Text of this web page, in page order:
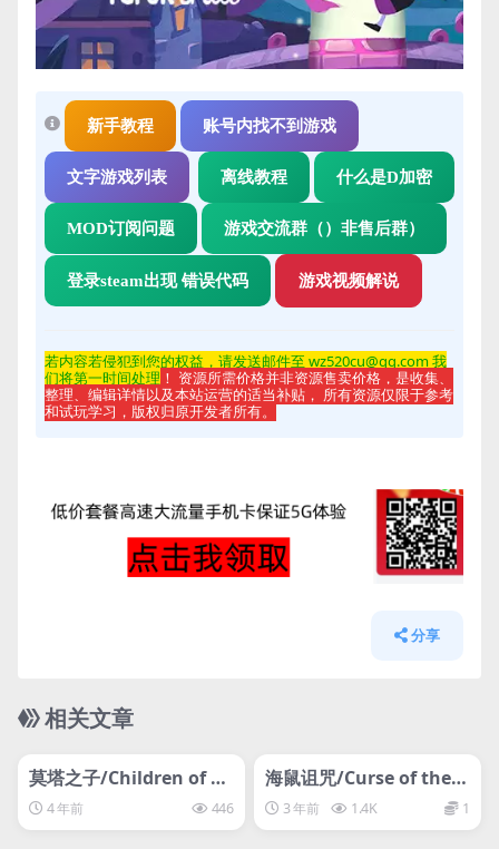
新手教程 账号内找不到游戏
文字游戏列表 离线教程 什么是D加密
MOD订阅问题 游戏交流群（）非售后群）
登录steam出现 错误代码 游戏视频解说
若内容若侵犯到您的权益，请发送邮件至 wz520cu@qq.com 我
们将第一时间处理 ！ 资源所需价格并非资源售卖价格，是收集、
整理、编辑详情以及本站运营的适当补贴， 所有资源仅限于参考
和试玩学习，版权归原开发者所有。
分享
相关文章
svip专属
莫塔之子/Children of M
orta/
4 年前 446
svip专属
海鼠诅咒/Curse of the S
ea Rats
3 年前 1.4K 1